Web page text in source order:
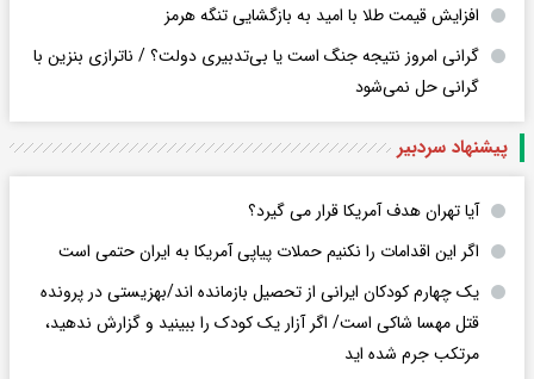
افزایش قیمت طلا با امید به بازگشایی تنگه هرمز
گرانی امروز نتیجه جنگ است یا بی‌تدبیری دولت؟ / ناترازی بنزین با
گرانی حل نمی‌شود
پیشنهاد سردبیر
آیا تهران هدف آمریکا قرار می گیرد؟
اگر این اقدامات را نکنیم حملات پیاپی آمریکا به ایران حتمی است
یک چهارم کودکان ایرانی از تحصیل بازمانده اند/بهزیستی در پرونده
قتل مهسا شاکی است/ اگر آزار یک کودک را ببینید و گزارش ندهید،
مرتکب جرم شده اید